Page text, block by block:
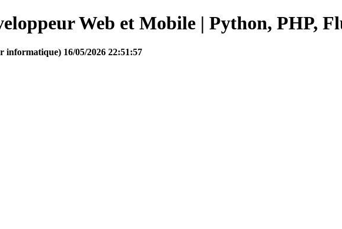
Web et Mobile | Python, PHP,
informatique) 16/05/2026 22:51:57